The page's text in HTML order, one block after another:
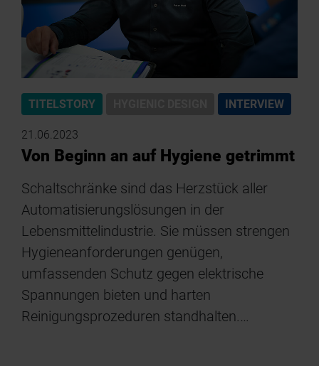
TITELSTORY INTERVIEW
21.06.2023
Von Beginn an auf Hygiene getrimmt
Schaltschränke sind das Herzstück aller
Automatisierungslösungen in der
Lebensmittelindustrie. Sie müssen strengen
Hygieneanforderungen genügen,
umfassenden Schutz gegen elektrische
Spannungen bieten und harten
Reinigungsprozeduren standhalten.…